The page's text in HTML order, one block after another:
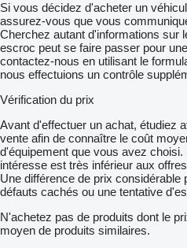
Si vous décidez d'acheter un
assurez-vous que vous
Cherchez autant d'informations sur
escroc peut se faire passer pour
contactez-nous en utilisant le
nous effectuions un contrôle
Vérification du prix
Avant d'effectuer un achat, étudiez
vente afin de connaître le coût
d'équipement que vous avez
intéresse est très inférieur aux
Une différence de prix considérable
défauts cachés ou une tentative
N'achetez pas de produits dont le
moyen de produits similaires.